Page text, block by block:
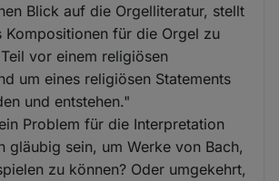
Blick auf die Orgelliteratur, stellt
Kompositionen für die Orgel zu
vor einem religiösen
um eines religiösen Statements
und entstehen."
Problem für die Interpretation
gläubig sein, um Werke von Bach,
zu können? Oder umgekehrt,